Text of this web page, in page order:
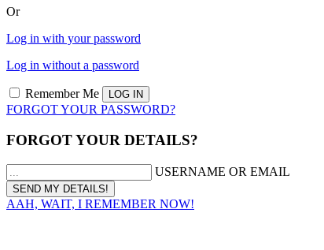
Or
Log in with your password
Log in without a password
Remember Me
FORGOT YOUR PASSWORD?
FORGOT YOUR DETAILS?
USERNAME OR EMAIL
AAH, WAIT, I REMEMBER NOW!